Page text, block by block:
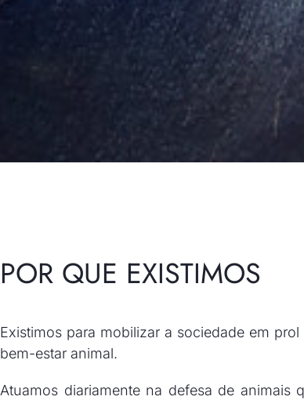
POR QUE EXISTIMOS
Existimos para mobilizar a sociedade em prol
bem-estar animal.
Atuamos diariamente na defesa de animais